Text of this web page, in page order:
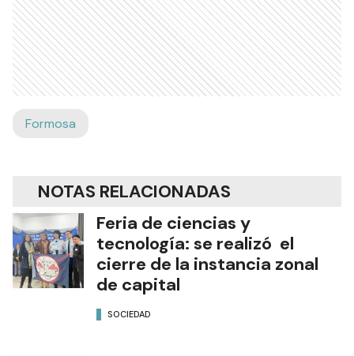
Formosa
NOTAS RELACIONADAS
Feria de ciencias y
tecnología: se realizó el
cierre de la instancia zonal
de capital
SOCIEDAD